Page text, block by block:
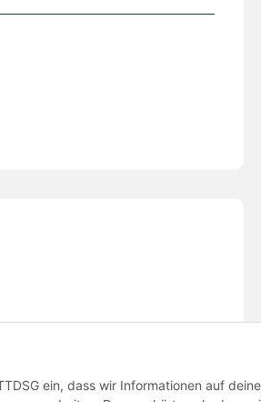
ein, dass wir Informationen auf